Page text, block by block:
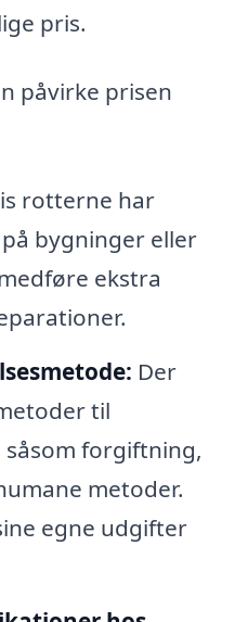
pris.
påvirke prisen
rotterne har
bygninger eller
ekstra
Der
til
forgiftning,
metoder.
egne udgifter